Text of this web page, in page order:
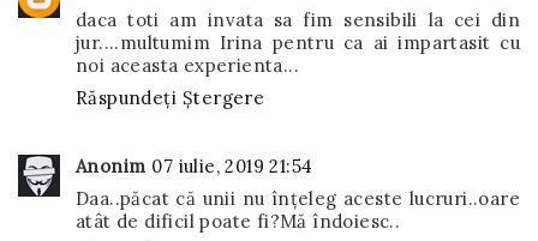
daca toti am invata sa fim sensibili la cei din
jur....multumim Irina pentru ca ai impartasit cu
noi aceasta experienta...
Răspundeți Ștergere
Anonim 07 iulie, 2019 21:54
Daa..păcat că unii nu înțeleg aceste lucruri..oare
atât de dificil poate fi?Mă îndoiesc..